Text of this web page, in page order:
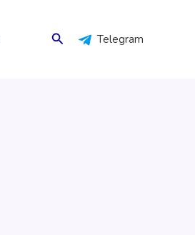
Поиск Telegram